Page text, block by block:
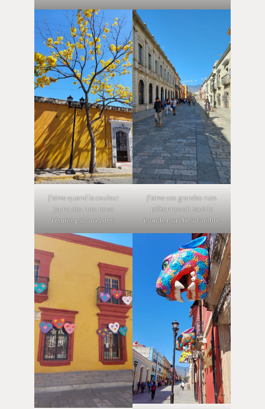
J’aime quand la couleur
jaune des rues ne se
résume pas aux gilets
J’aime ces grandes rues
piétonnes où tout le
monde marche à l’ombre